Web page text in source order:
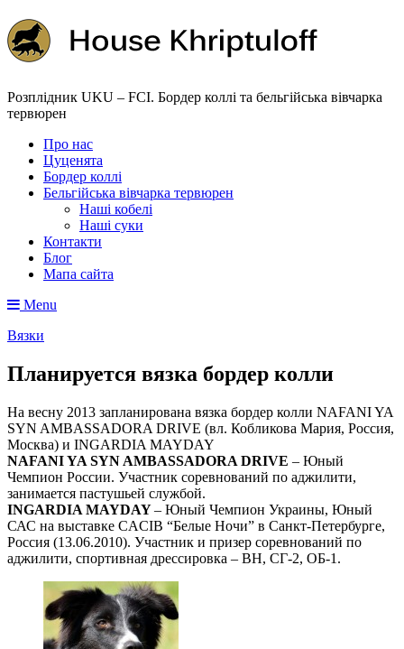
Розплідник UKU – FCI. Бордер коллі та бельгійська вівчарка
тервюрен
Про нас
Цуценята
Бордер коллі
Бельгійська вівчарка тервюрен
Наші кобелі
Наші суки
Контакти
Блог
Мапа сайта
Menu
Вязки
Планируется вязка бордер колли
На весну 2013 запланирована вязка бордер колли NAFANI YA
SYN AMBASSADORA DRIVE (вл. Кобликова Мария, Россия,
Москва) и INGARDIA MAYDAY
NAFANI YA SYN AMBASSADORA DRIVE – Юный
Чемпион России. Участник соревнований по аджилити,
занимается пастушьей службой.
INGARDIA MAYDAY– Юный Чемпион Украины, Юный
САС на выставке CACIB “Белые Ночи” в Санкт-Петербурге,
Россия (13.06.2010). Участник и призер соревнований по
аджилити, спортивная дрессировка – ВН, СГ-2, ОБ-1.